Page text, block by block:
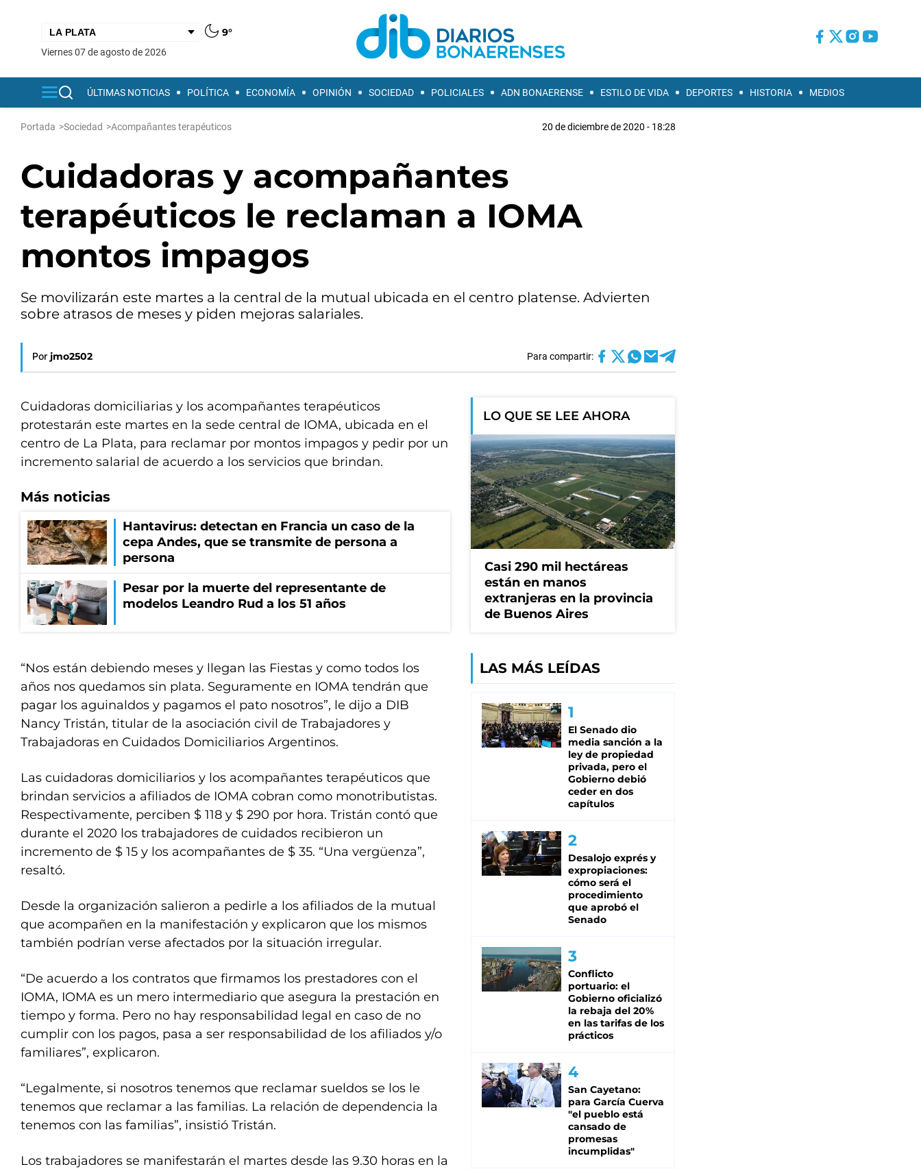
9°
viernes 07 de agosto de 2026
ÚLTIMAS NOTICIAS POLÍTICA ECONOMÍA OPINIÓN SOCIEDAD POLICIALES ADN BONAERENSE ESTILO DE VIDA DEPORTES HISTORIA MEDIOS
Portada >Sociedad >Acompañantes terapéuticos 20 de diciembre de 2020 - 18:28
Cuidadoras y acompañantes
terapéuticos le reclaman a IOMA
montos impagos
Se movilizarán este martes a la central de la mutual ubicada en el centro platense. Advierten
sobre atrasos de meses y piden mejoras salariales.
Por jmo2502 Para compartir:
Cuidadoras domiciliarias y los acompañantes terapéuticos
protestarán este martes en la sede central de IOMA, ubicada en el
centro de La Plata, para reclamar por montos impagos y pedir por un
incremento salarial de acuerdo a los servicios que brindan.
Más noticias
Hantavirus: detectan en Francia un caso de la
cepa Andes, que se transmite de persona a
persona
Pesar por la muerte del representante de
modelos Leandro Rud a los 51 años
“Nos están debiendo meses y llegan las Fiestas y como todos los
años nos quedamos sin plata. Seguramente en IOMA tendrán que
pagar los aguinaldos y pagamos el pato nosotros”, le dijo a DIB
Nancy Tristán, titular de la asociación civil de Trabajadores y
Trabajadoras en Cuidados Domiciliarios Argentinos.
Las cuidadoras domiciliarios y los acompañantes terapéuticos que
brindan servicios a afiliados de IOMA cobran como monotributistas.
Respectivamente, perciben $ 118 y $ 290 por hora. Tristán contó que
durante el 2020 los trabajadores de cuidados recibieron un
incremento de $ 15 y los acompañantes de $ 35. “Una vergüenza”,
resaltó.
Desde la organización salieron a pedirle a los afiliados de la mutual
que acompañen en la manifestación y explicaron que los mismos
también podrían verse afectados por la situación irregular.
“De acuerdo a los contratos que firmamos los prestadores con el
IOMA, IOMA es un mero intermediario que asegura la prestación en
tiempo y forma. Pero no hay responsabilidad legal en caso de no
cumplir con los pagos, pasa a ser responsabilidad de los afiliados y/o
familiares”, explicaron.
“Legalmente, si nosotros tenemos que reclamar sueldos se los le
tenemos que reclamar a las familias. La relación de dependencia la
tenemos con las familias”, insistió Tristán.
Los trabajadores se manifestarán el martes desde las 9.30 horas en la
LO QUE SE LEE AHORA
Casi 290 mil hectáreas
están en manos
extranjeras en la provincia
de Buenos Aires
LAS MÁS LEÍDAS
El Senado dio
media sanción a la
ley de propiedad
privada, pero el
Gobierno debió
ceder en dos
capítulos
Desalojo exprés y
expropiaciones:
cómo será el
procedimiento
que aprobó el
Senado
Conflicto
portuario: el
Gobierno oficializó
la rebaja del 20%
en las tarifas de los
prácticos
San Cayetano:
para García Cuerva
"el pueblo está
cansado de
promesas
incumplidas"